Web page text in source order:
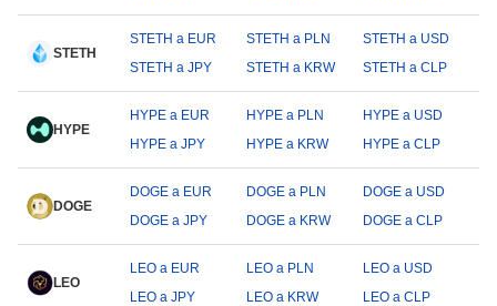
STETH
STETH a EUR STETH a PLN
STETH a USD
STETH a JPY
STETH a KRW STETH a CLP
HYPE
HYPE a EUR HYPE a PLN
HYPE a USD
HYPE a JPY
HYPE a KRW HYPE a CLP
DOGE
DOGE a EUR DOGE a PLN
DOGE a USD
DOGE a JPY
DOGE a KRW DOGE a CLP
LEO
LEO a EUR LEO a PLN
LEO a USD
LEO a JPY
LEO a KRW LEO a CLP